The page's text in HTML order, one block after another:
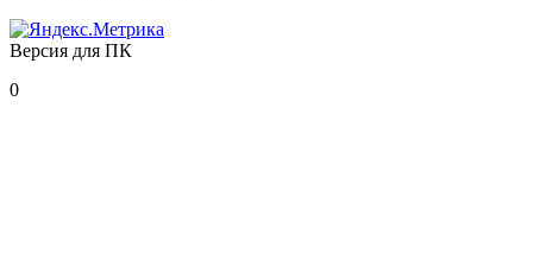
Версия для ПК
0